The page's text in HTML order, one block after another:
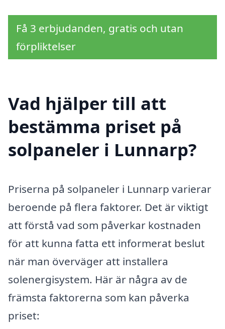
Få 3 erbjudanden, gratis och utan
förpliktelser
Vad hjälper till att
bestämma priset på
solpaneler i Lunnarp?
Priserna på solpaneler i Lunnarp varierar
beroende på flera faktorer. Det är viktigt
att förstå vad som påverkar kostnaden
för att kunna fatta ett informerat beslut
när man överväger att installera
solenergisystem. Här är några av de
främsta faktorerna som kan påverka
priset: